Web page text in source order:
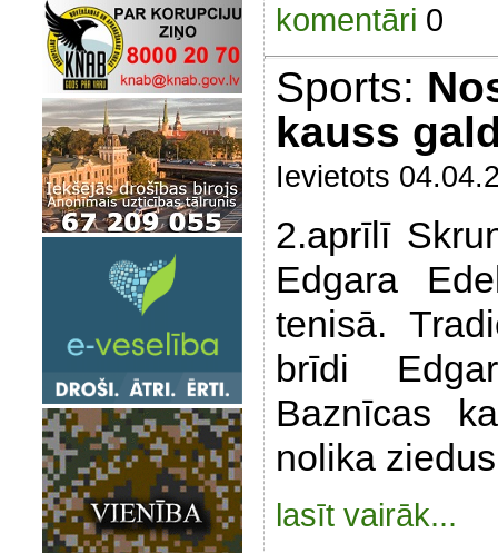
komentāri 0
Sports:
kauss
Ievietots
2.aprīlī
Edgara
tenisā.
brīdi
Baznīcas
nolika
lasīt vairāk...